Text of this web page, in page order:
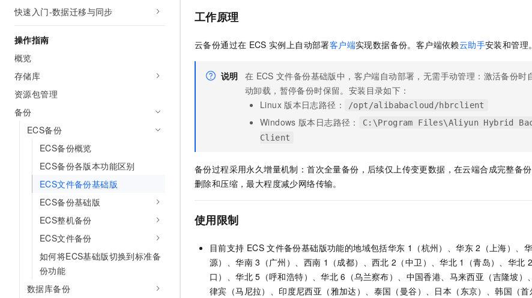
快速入门-数据迁移与同步
操作指南
概览
存储库
资源包管理
备份
ECS备份
ECS备份概览
ECS备份各版本功能区别
ECS文件备份基础版
ECS备份基础版
ECS整机备份
ECS文件备份
如何将ECS基础版切换到标准备
份功能
数据库备份
工作原理
云备份通过在 ECS 实例上自动部署客户端实现数据备份。客户端依赖云助手安装和管理。
说明 在 ECS 文件备份基础版中，客户端自动部署，无需手动管理：激活备份时
动卸载，暂停备份时保留。安装目录如下：
Linux 版本日志路径： /opt/alibabacloud/hbrclient
Windows 版本日志路径：
C:\Program Files\Aliyun Hybrid
Client
备份过程采用永久增量机制：首次全量备份，后续仅上传变更数据，在云端合成完整备
删除和压缩，最大程度减少网络传输。
使用限制
目前支持 ECS 文件备份基础版功能的地域包括华东 1（杭州）、华东 2（上海）、
源）、华南 3（广州）、西南 1（成都）、西北 2（中卫）、华北 1（青岛）、华北
口）、华北 5（呼和浩特）、华北 6（乌兰察布）、中国香港、马来西亚（吉隆坡）
律宾（马尼拉）、印度尼西亚（雅加达）、泰国（曼谷）、日本（东京）、韩国（
Happy 系列大模型
大模型解决方案
快速部署 Dify，高效搭建 AI 应用
依托云原生高可用架构,实现Dify私有化部署
10 分钟在聊天系统中增加一个 AI 助手
10分钟微调：让0.6B模型媲美235B模型
用1%尺寸在特定领域达到大模型90%以上效果
终端用户计算
Serverless
开发工具
迁移与运维管理
专有云
AI 开发和 AI 应用解决方案
建站系统